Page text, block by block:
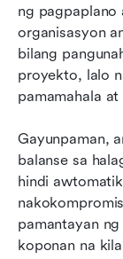
ng pagpaplano
organisasyon
bilang
proyekto, lalo
pamamahala
Gayunpaman,
balanse sa
hindi
pamantayan
koponan na